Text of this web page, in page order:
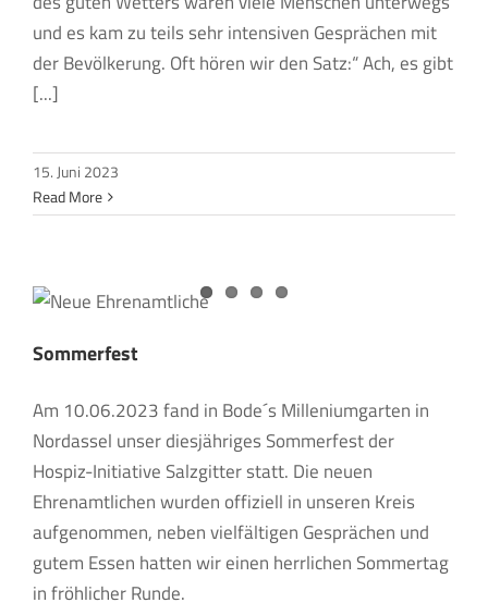
und es kam zu teils sehr intensiven Gesprächen mit
der Bevölkerung. Oft hören wir den Satz:“ Ach, es gibt
[...]
15. Juni 2023
Read More
Sommerfest
Am 10.06.2023 fand in Bode´s Milleniumgarten in
Nordassel unser diesjähriges Sommerfest der
Hospiz-Initiative Salzgitter statt. Die neuen
Ehrenamtlichen wurden offiziell in unseren Kreis
aufgenommen, neben vielfältigen Gesprächen und
gutem Essen hatten wir einen herrlichen Sommertag
in fröhlicher Runde.